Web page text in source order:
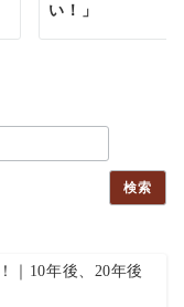
い！」
検索
｜10年後、20年後